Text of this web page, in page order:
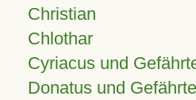
Christian
Chlothar
Cyriacus und
Donatus und